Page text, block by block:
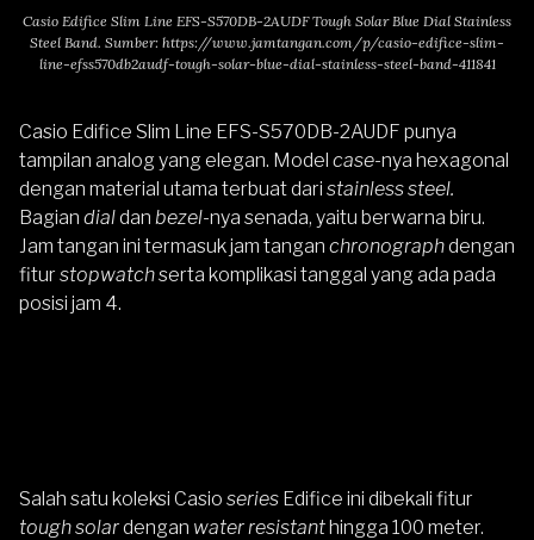
Casio Edifice Slim Line EFS-S570DB-2AUDF Tough Solar Blue Dial Stainless
Steel Band. Sumber: https://www.jamtangan.com/p/casio-edifice-slim-
line-efss570db2audf-tough-solar-blue-dial-stainless-steel-band-411841
Casio Edifice Slim Line EFS-S570DB-2AUDF punya
tampilan analog yang elegan. Model case-nya hexagonal
dengan material utama terbuat dari stainless steel.
Bagian dialdan bezel-nya senada, yaitu berwarna biru.
Jam tangan ini termasuk jam tangan chronographdengan
fitur stopwatchserta komplikasi tanggal yang ada pada
posisi jam 4.
Salah satu koleksi Casio series Edifice ini dibekali fitur
tough solardengan water resistanthingga 100 meter.